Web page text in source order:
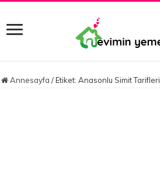
Annesayfa / Etiket:Anasonlu Simit Tarifleri